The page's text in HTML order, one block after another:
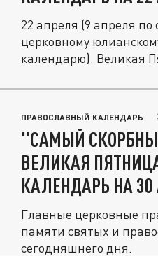
22 апреля (9 апреля по
церковному
календарю). Великая
ПРАВОСЛАВНЫЙ КАЛЕНДАРЬ
"САМЫЙ
ВЕЛИКАЯ
КАЛЕНДАРЬ НА
Главные церковные
памяти святых и
сегодняшнего дня.